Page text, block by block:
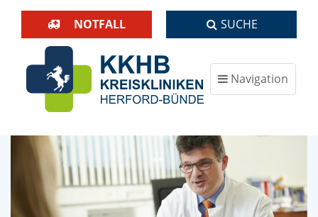
NOTFALL SUCHE
Navigation
ein-/ausblenden